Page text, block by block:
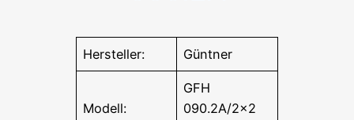
Hersteller: Güntner
Modell:
GFH
090.2A/2×2